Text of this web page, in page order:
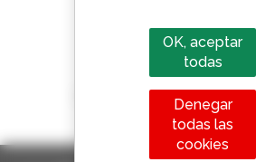
1 de cada 4 manipuladores
vendido en el mundo es
OK, aceptar
todas
Denegar
todas las
cookies